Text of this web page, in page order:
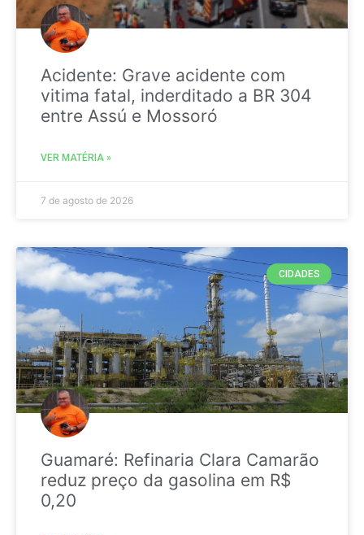
Acidente: Grave acidente com
vitima fatal, inderditado a BR 304
entre Assú e Mossoró
VER MATÉRIA »
7 de agosto de 2026
CIDADES
Guamaré: Refinaria Clara Camarão
reduz preço da gasolina em R$
0,20